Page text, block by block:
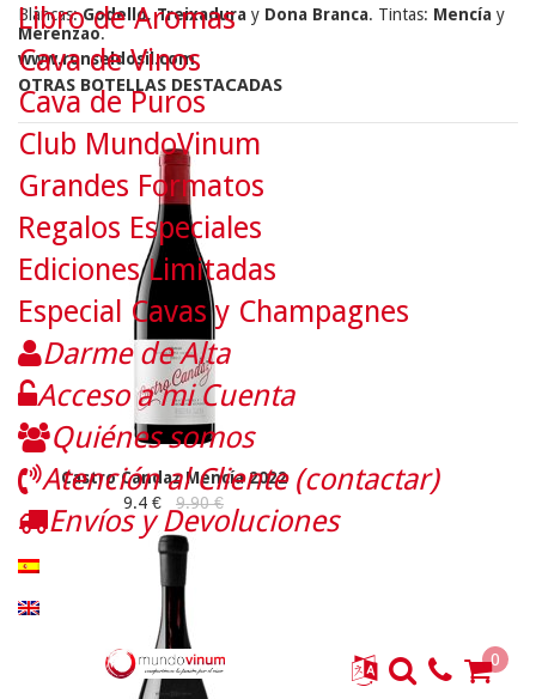
Blancas:Godello, Treixadura y Dona Branca. Tintas: Mencía y
Merenzao.
www.ronseldosil.com
OTRAS BOTELLAS DESTACADAS
Castro Candaz Mencía 2022
9.4 €
9.90 €
Libro de Aromas
Cava de Vinos
Cava de Puros
Club MundoVinum
Grandes Formatos
Regalos Especiales
Ediciones Limitadas
Especial Cavas y Champagnes
Darme de Alta
Acceso a mi Cuenta
Quiénes somos
Atención al Cliente (contactar)
Envíos y Devoluciones
0